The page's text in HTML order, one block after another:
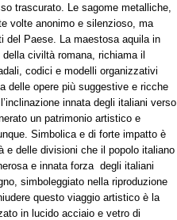
trascurato. Le sagome metalliche,
volte anonimo e silenzioso, ma
del Paese. La maestosa aquila in
civiltà romana, richiama il
codici e modelli organizzativi
delle opere più suggestive e ricche
innata degli italiani verso
un patrimonio artistico e
Simbolica e di forte impatto è
e delle divisioni che il popolo italiano
e innata forza degli italiani
simboleggiato nella riproduzione
questo viaggio artistico è la
in lucido acciaio e vetro di